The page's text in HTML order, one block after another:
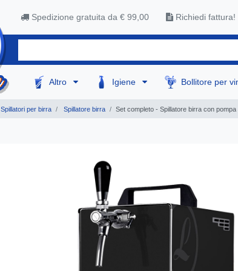
Spedizione gratuita da € 99,00 Richiedi fattura!
Altro Igiene Bollitore per
Spillatori per birra Spillatore birra Set completo - Spillatore birra con